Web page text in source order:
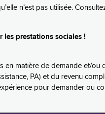
n’est pas utilisée.
les prestations sociales !
en matière de demande et/
PA) et du revenu
pour demander ou